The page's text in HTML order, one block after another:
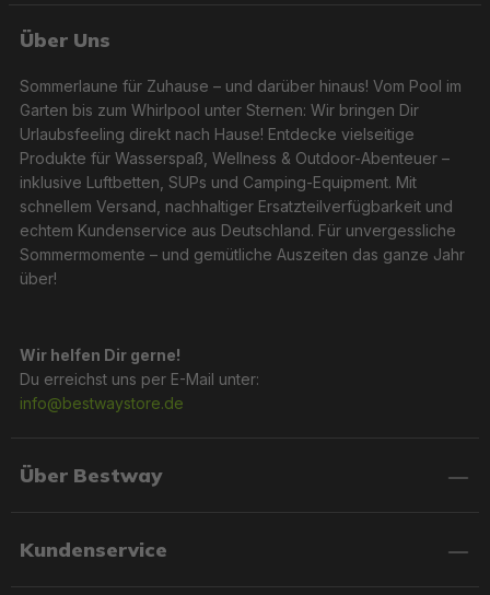
Über Uns
Sommerlaune für Zuhause – und darüber hinaus! Vom Pool im
Garten bis zum Whirlpool unter Sternen: Wir bringen Dir
Urlaubsfeeling direkt nach Hause! Entdecke vielseitige
Produkte für Wasserspaß, Wellness & Outdoor-Abenteuer –
inklusive Luftbetten, SUPs und Camping-Equipment. Mit
schnellem Versand, nachhaltiger Ersatzteilverfügbarkeit und
echtem Kundenservice aus Deutschland. Für unvergessliche
Sommermomente – und gemütliche Auszeiten das ganze Jahr
über!
Wir helfen Dir gerne!
Du erreichst uns per E-Mail unter:
info@bestwaystore.de
Über Bestway
Kundenservice